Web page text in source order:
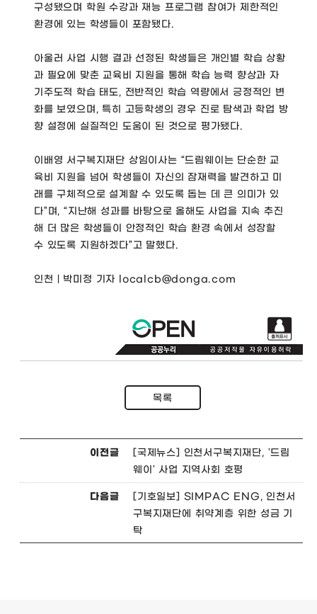
구성됐으며 학원 수강과 재능 프로그램 참여가 제한적인
환경에 있는 학생들이 포함됐다.
아울러 사업 시행 결과 선정된 학생들은 개인별 학습 상황
과 필요에 맞춘 교육비 지원을 통해 학습 능력 향상과 자
기주도적 학습 태도, 전반적인 학습 역량에서 긍정적인 변
화를 보였으며, 특히 고등학생의 경우 진로 탐색과 학업 방
향 설정에 실질적인 도움이 된 것으로 평가됐다.
이배영 서구복지재단 상임이사는 “드림웨이는 단순한 교
육비 지원을 넘어 학생들이 자신의 잠재력을 발견하고 미
래를 구체적으로 설계할 수 있도록 돕는 데 큰 의미가 있
다”며, “지난해 성과를 바탕으로 올해도 사업을 지속 추진
해 더 많은 학생들이 안정적인 학습 환경 속에서 성장할
수 있도록 지원하겠다”고 말했다.
인천｜박미정 기자 localcb@donga.com
목록
이전글
[국제뉴스] 인천서구복지재단, '드림
웨이' 사업 지역사회 호평
다음글
[기호일보] SIMPAC ENG, 인천서
구복지재단에 취약계층 위한 성금 기
탁